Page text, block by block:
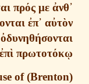
έψονται πρός με
ὶ κόψονται ἐπ᾿
ὸν καὶ ὀδυνηθή
νην ὡς ἐπὶ πρωτοτ
house of